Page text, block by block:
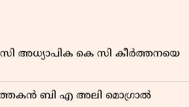
അധ്യാപിക കെ സി കീർത്തനയെ
ബി എ അലി മൊഗ്രാൽ